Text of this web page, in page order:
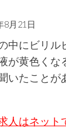
8月21日
中にビリル
が黄色くな
いたこと
人はネット